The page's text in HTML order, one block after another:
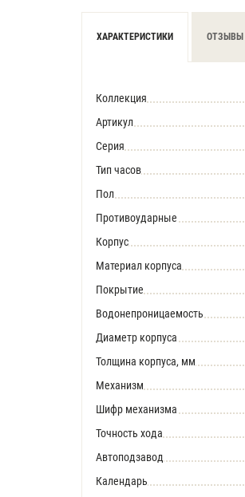
ХАРАКТЕРИСТИКИ ОТЗЫВЫ
Коллекция
Артикул
Серия
Тип часов
Пол
Противоударные
Корпус
Материал корпуса
Покрытие
Водонепроницаемость
Диаметр корпуса
Толщина корпуса, мм
Механизм
Шифр механизма
Точность хода
Автоподзавод
Календарь